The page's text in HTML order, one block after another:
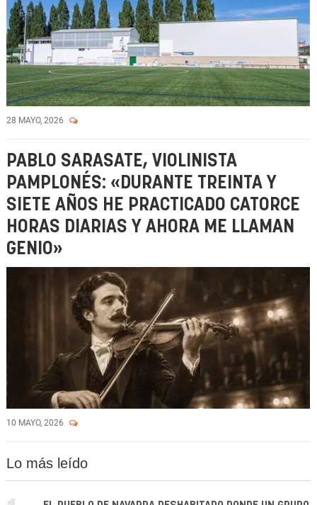
28 MAYO, 2026
PABLO SARASATE, VIOLINISTA
PAMPLONÉS: «DURANTE TREINTA Y
SIETE AÑOS HE PRACTICADO CATORCE
HORAS DIARIAS Y AHORA ME LLAMAN
GENIO»
10 MAYO, 2026
Lo más leído